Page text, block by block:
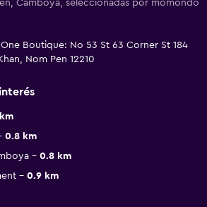
Camboya, seleccionadas por momondo
Boutique: No 53 St 63 Corner St 184
Nom Pen 12210
0.8 km
0.8 km
0.9 km